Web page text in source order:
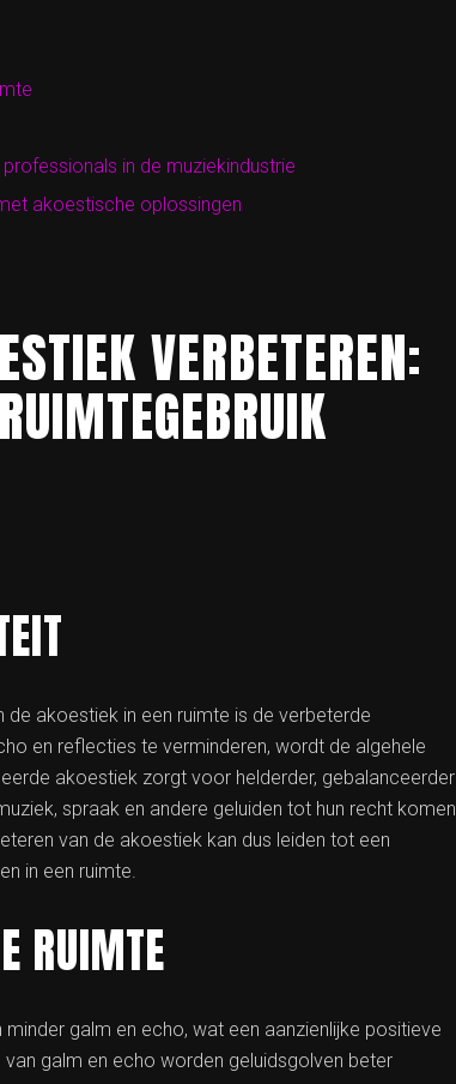
in de muziekindustrie
akoestische oplossingen
VERBETEREN:
akoestiek in een ruimte is de verbeterde
en reflecties te verminderen, wordt de algehele
akoestiek zorgt voor helderder, gebalanceerder
spraak en andere geluiden tot hun recht komen
van de akoestiek kan dus leiden tot een
in een ruimte.
RUIMTE
galm en echo, wat een aanzienlijke positieve
galm en echo worden geluidsgolven beter